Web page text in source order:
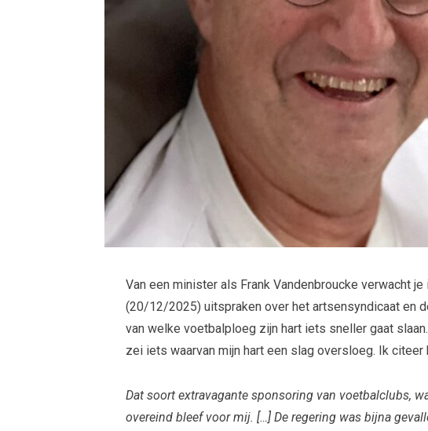
Van een minister als Frank Vandenbroucke verwacht
(20/12/2025) uitspraken over het artsensyndicaat en
van welke voetbalploeg zijn hart iets sneller gaat
zei iets waarvan mijn hart een slag oversloeg. Ik citeer
Dat soort extravagante sponsoring van voetbalclubs,
overeind bleef voor mij. […] De regering was bijna